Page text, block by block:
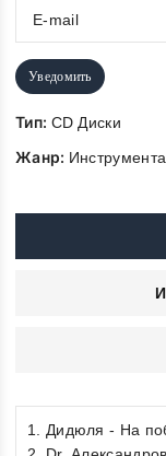
Уведомить
Тип: CD Диски
Жанр:
1. Дидюля - На